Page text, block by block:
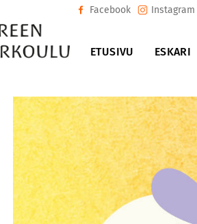
Facebook Instagram
ETUSIVU ESKARI